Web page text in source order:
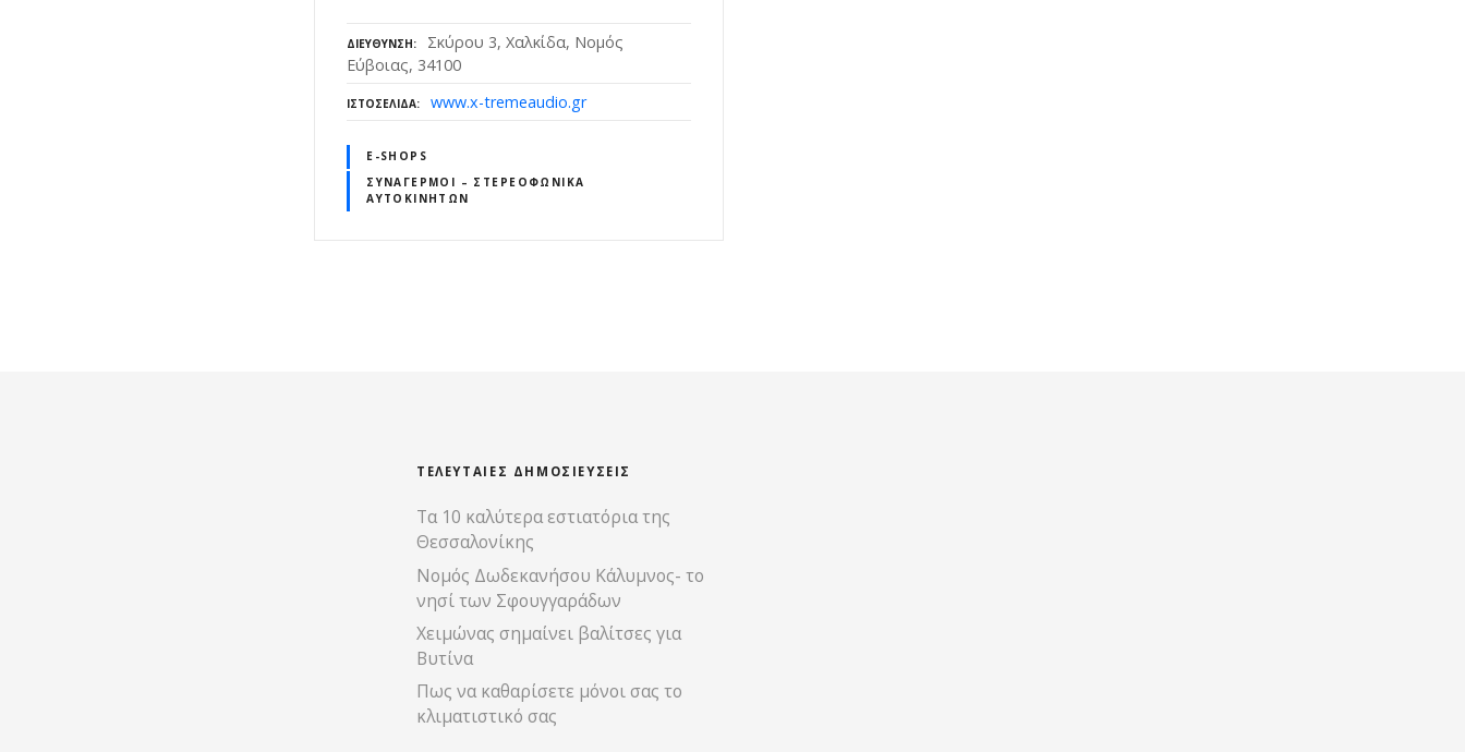
ΔΙΕΎΘΥΝΣΗ
Σκύρου 3, Χαλκίδα, Νομός
Εύβοιας, 34100
ΙΣΤΟΣΕΛΊΔΑ www.x-tremeaudio.gr
E-SHOPS
ΣΥΝΑΓΕΡΜΟΊ – ΣΤΕΡΕΟΦΩΝΙΚΆ
ΑΥΤΟΚΙΝΉΤΩΝ
ΤΕΛΕΥΤΑΊΕΣ ΔΗΜΟΣΙΕΎΣΕΙΣ
Τα 10 καλύτερα εστιατόρια της
Θεσσαλονίκης
Νομός Δωδεκανήσου Κάλυμνος- το
νησί των Σφουγγαράδων
Χειμώνας σημαίνει βαλίτσες για
Βυτίνα
Πως να καθαρίσετε μόνοι σας το
κλιματιστικό σας